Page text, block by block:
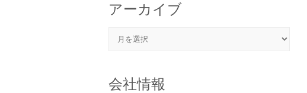
アーカイブ
会社情報